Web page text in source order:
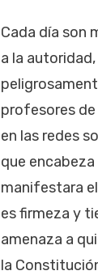
Cada día son
a la
profesores de
en las redes
que
manifestara
es firmeza y
amenaza a
la